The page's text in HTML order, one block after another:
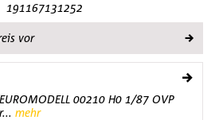
191167131252
vor
00210 H0 1/87 OVP
mehr